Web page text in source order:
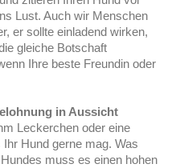
Lust. Auch wir Menschen
er sollte einladend wirken,
gleiche Botschaft
Ihre beste Freundin oder
in Aussicht
Leckerchen oder eine
Hund gerne mag. Was
muss es einen hohen